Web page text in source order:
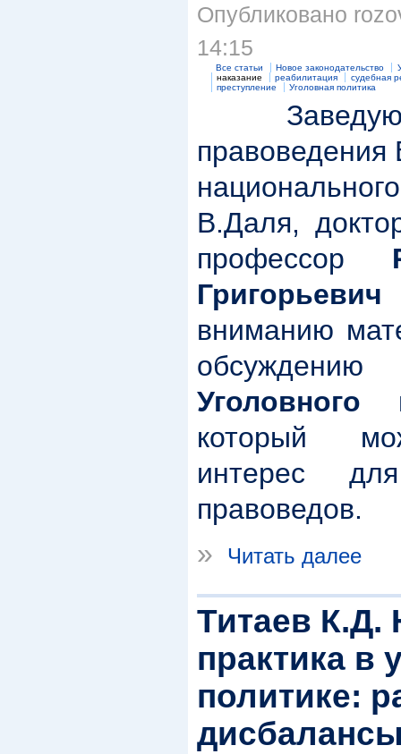
Опубликовано
14:15
Все статьи Новое законодательство
наказание
реабилитация
судебная
преступление
Уголовная политика
правоведения
В.Даля,
профессор
Григорьевич
вниманию
Уголовного
который
интерес
правоведов.
»
Читать далее
Титаев
практика в
политике: